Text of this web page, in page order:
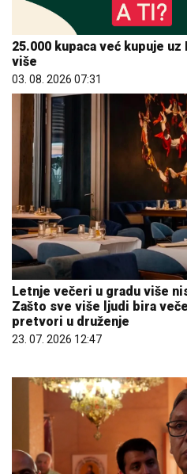
25.000 kupaca već kupuje
više
03. 08. 2026 07:31
Letnje večeri u gradu više
Zašto sve više ljudi bira
pretvori u druženje
23. 07. 2026 12:47